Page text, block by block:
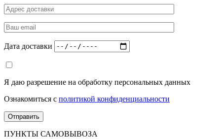
Дата доставки
Я даю разрешение на обработку персональных данных
Ознакомиться с политикой конфиденциальности
ПУНКТЫ САМОВЫВОЗА